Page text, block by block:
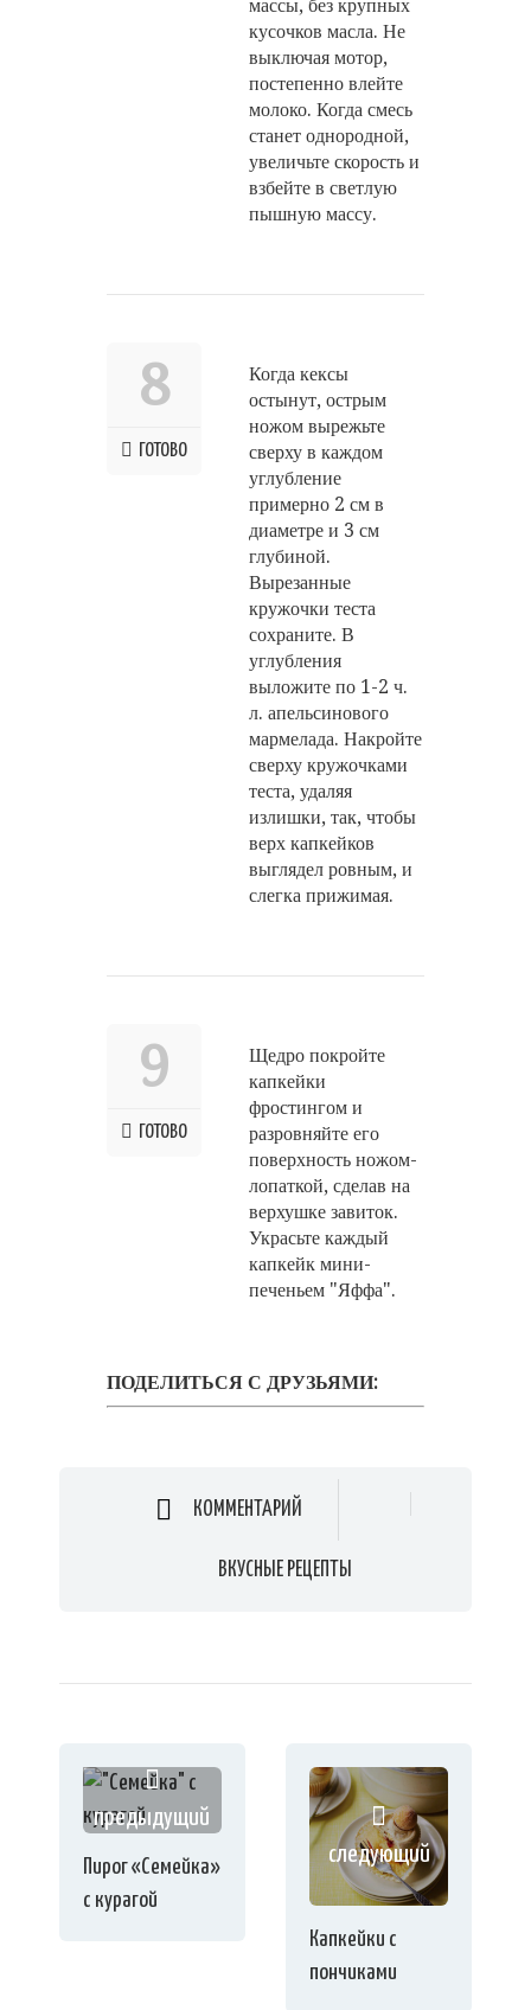
массы, без крупных
кусочков масла. Не
выключая мотор,
постепенно влейте
молоко. Когда смесь
станет однородной,
увеличьте скорость и
взбейте в светлую
пышную массу.
8
ГОТОВО
Когда кексы
остынут, острым
ножом вырежьте
сверху в каждом
углубление
примерно 2 см в
диаметре и 3 см
глубиной.
Вырезанные
кружочки теста
сохраните. В
углубления
выложите по 1-2 ч.
л. апельсинового
мармелада. Накройте
сверху кружочками
теста, удаляя
излишки, так, чтобы
верх капкейков
выглядел ровным, и
слегка прижимая.
9
ГОТОВО
Щедро покройте
капкейки
фростингом и
разровняйте его
поверхность ножом-
лопаткой, сделав на
верхушке завиток.
Украсьте каждый
капкейк мини-
печеньем "Яффа".
ПОДЕЛИТЬСЯ С ДРУЗЬЯМИ:
КОММЕНТАРИЙ
ВКУСНЫЕ РЕЦЕПТЫ
предыдущий
Пирог «Семейка»
с курагой
следующий
Капкейки с
пончиками